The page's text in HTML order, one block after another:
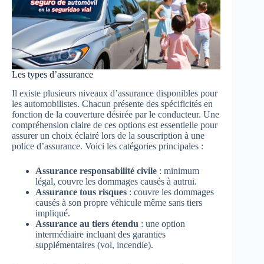
Les types d’assurance
Il existe plusieurs niveaux d’assurance disponibles pour
les automobilistes. Chacun présente des spécificités en
fonction de la couverture désirée par le conducteur. Une
compréhension claire de ces options est essentielle pour
assurer un choix éclairé lors de la souscription à une
police d’assurance. Voici les catégories principales :
Assurance responsabilité civile : minimum
légal, couvre les dommages causés à autrui.
Assurance tous risques : couvre les dommages
causés à son propre véhicule même sans tiers
impliqué.
Assurance au tiers étendu : une option
intermédiaire incluant des garanties
supplémentaires (vol, incendie).